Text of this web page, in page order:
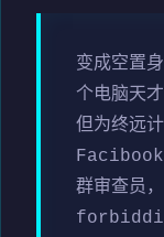
变成空置
个电脑天
但为终远
Facibook
群审查员